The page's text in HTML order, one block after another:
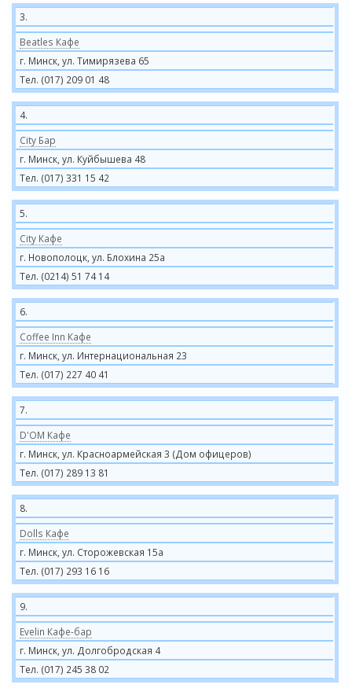
3.
Beatles Кафе
г. Минск, ул. Тимирязева 65
Тел. (017) 209 01 48
4.
City Бар
г. Минск, ул. Куйбышева 48
Тел. (017) 331 15 42
5.
City Кафе
г. Новополоцк, ул. Блохина 25а
Тел. (0214) 51 74 14
6.
Coffee Inn Кафе
г. Минск, ул. Интернациональная 23
Тел. (017) 227 40 41
7.
D'OM Кафе
г. Минск, ул. Красноармейская 3 (Дом офицеров)
Тел. (017) 289 13 81
8.
Dolls Кафе
г. Минск, ул. Сторожевская 15а
Тел. (017) 293 16 16
9.
Evelin Кафе-бар
г. Минск, ул. Долгобродская 4
Тел. (017) 245 38 02